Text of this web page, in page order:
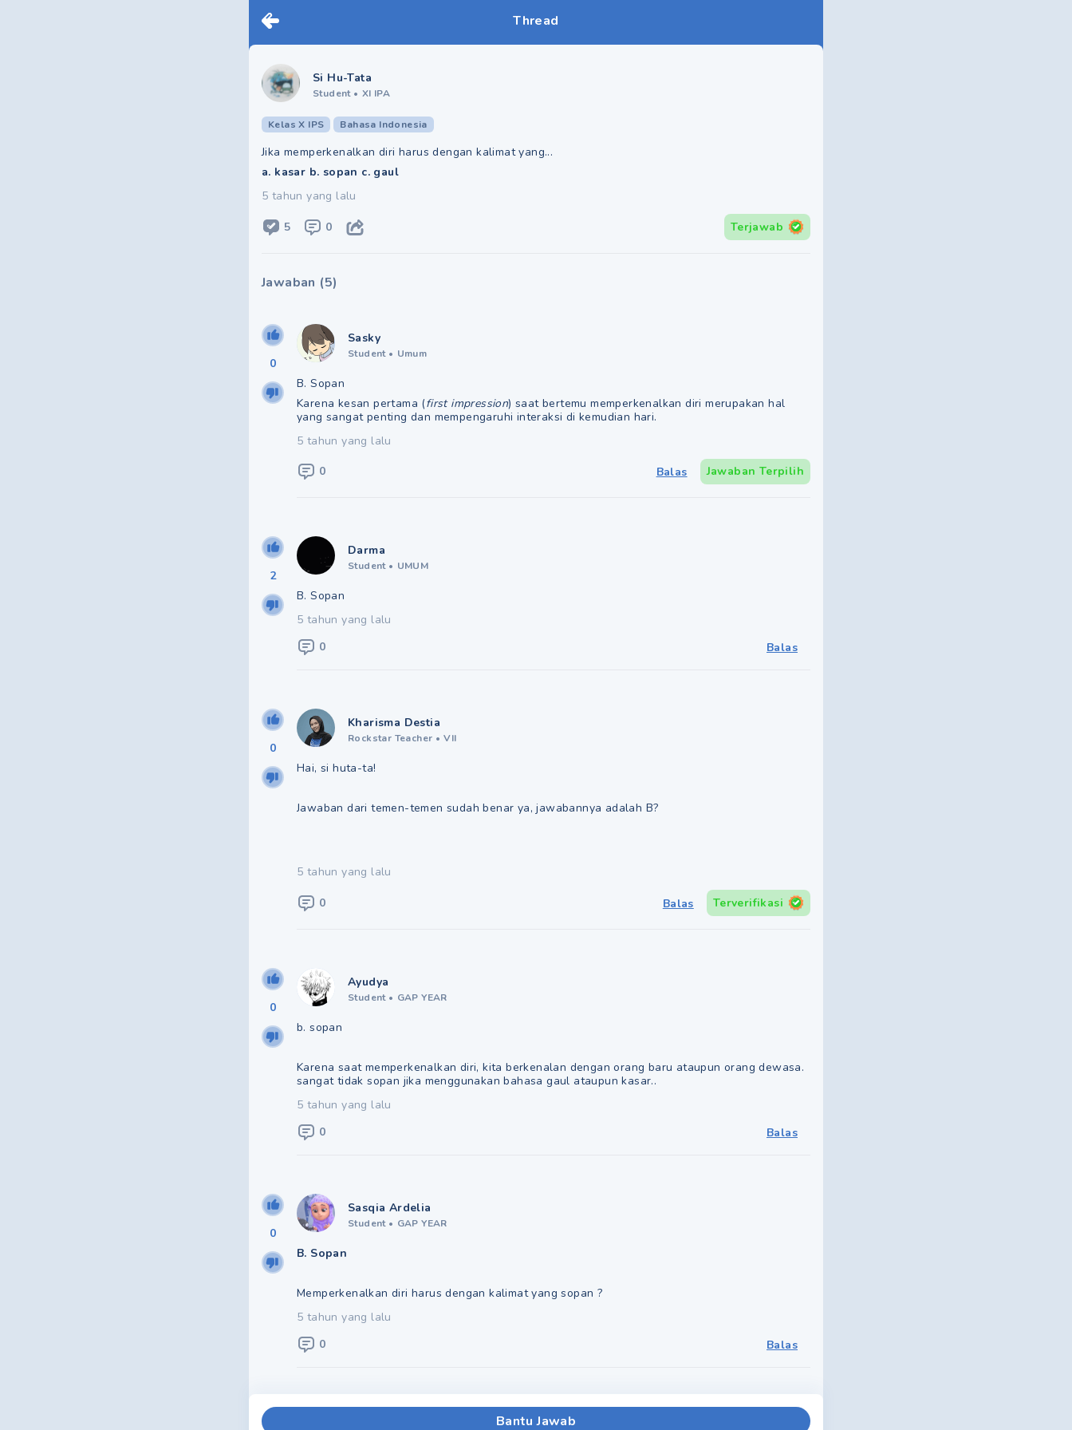
Thread
Si Hu-Tata
Student • XI IPA
Kelas X IPS Bahasa Indonesia
Jika memperkenalkan diri harus dengan kalimat yang...
a. kasar b. sopan c. gaul
5 tahun yang lalu
5 0 Terjawab
Jawaban (5)
0
Sasky
Student • Umum
B. Sopan
Karena kesan pertama (first impression) saat bertemu memperkenalkan diri merupakan hal
yang sangat penting dan mempengaruhi interaksi di kemudian hari.
5 tahun yang lalu
0
Balas Jawaban Terpilih
2
Darma
Student • UMUM
B. Sopan
5 tahun yang lalu
0
Balas
0
Kharisma Destia
Rockstar Teacher • VII
Hai, si huta-ta!
Jawaban dari temen-temen sudah benar ya, jawabannya adalah B?
5 tahun yang lalu
0 Balas Terverifikasi
0
Ayudya
Student • GAP YEAR
b. sopan
Karena saat memperkenalkan diri, kita berkenalan dengan orang baru ataupun orang dewasa.
sangat tidak sopan jika menggunakan bahasa gaul ataupun kasar..
5 tahun yang lalu
0
Balas
0
Sasqia Ardelia
Student • GAP YEAR
B. Sopan
Memperkenalkan diri harus dengan kalimat yang sopan ?
5 tahun yang lalu
0
Balas
Bantu Jawab